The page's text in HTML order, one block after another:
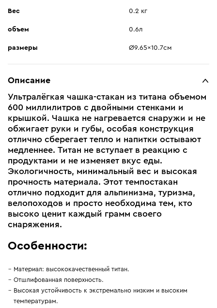
Вес 0.2 кг
объем 0.6л
размеры Ø9.65x10.7см
Описание
Ультралёгкая чашка-стакан из титана объемом
600 миллилитров с двойными стенками и
крышкой. Чашка не нагревается снаружи и не
обжигает руки и губы, особая конструкция
отлично сберегает тепло и напитки остывают
медленнее. Титан не вступает в реакцию с
продуктами и не изменяет вкус еды.
Экологичность, минимальный вес и высокая
прочность материала. Этот темпостакан
отлично подходит для альпинизма, туризма,
велопоходов и просто необходима тем, кто
высоко ценит каждый грамм своего
снаряжения.
Особенности:
Материал: высококачественный титан.
Отшлифованная поверхность.
Высокая устойчивость к экстремально низким и высоким
температурам.